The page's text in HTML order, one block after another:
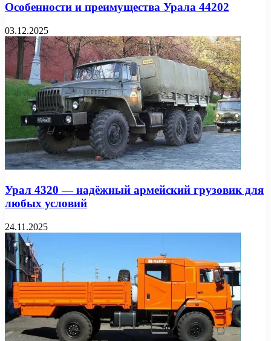
Особенности и преимущества Урала 44202
03.12.2025
Урал 4320 — надёжный армейский грузовик для
любых условий
24.11.2025